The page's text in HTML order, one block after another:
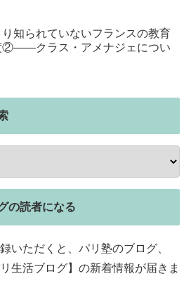
り知られていないフランスの教育
②――クラス・アメナジェについ
の読者になる
いただくと、パリ塾のブログ、
生活ブログ】の新着情報が届きま